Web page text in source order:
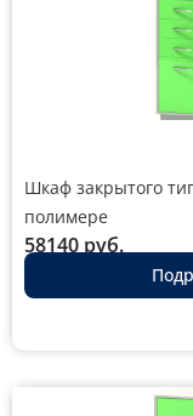
Шкаф закрытого
полимере
58140 руб.